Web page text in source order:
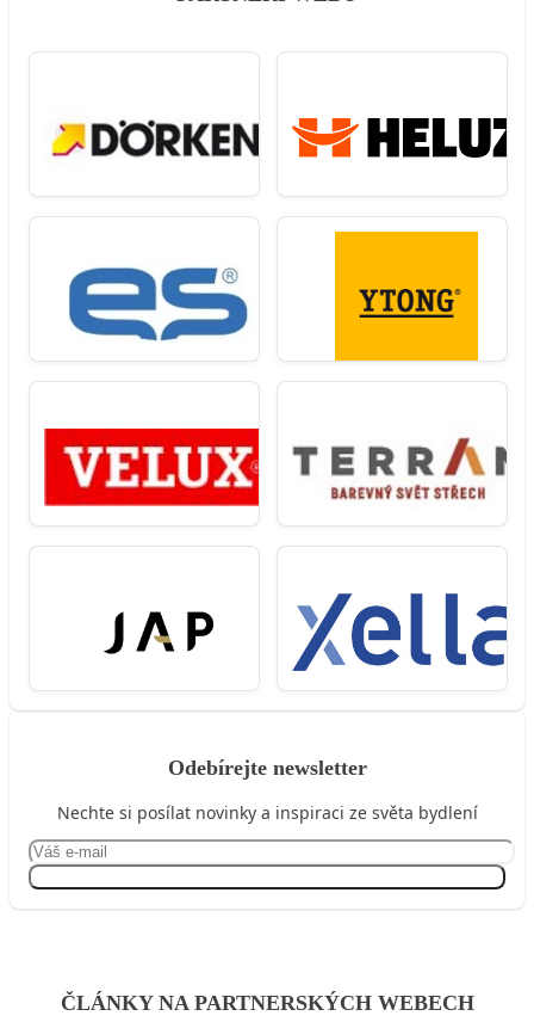
Odebírejte newsletter
Nechte si posílat novinky a inspiraci ze světa bydlení
ČLÁNKY NA PARTNERSKÝCH WEBECH